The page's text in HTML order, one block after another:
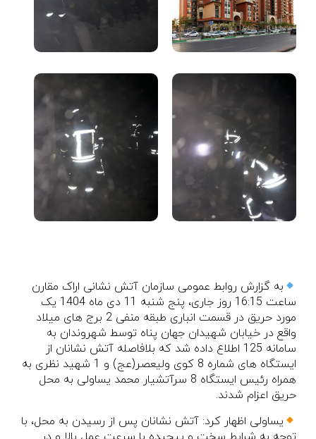
به گزارش روابط عمومی سازمان آتش نشانی اراک مقارن
ساعت 16:15 روز جاری، پنج شنبه 11 دی ماه 1404 یک
مورد حریق در قسمت انباری طبقه منفی 2 برج های میلاد
واقع در خیابان شهیدان جهان پناه توسط شهروندان به
سامانه 125 اطلاع داده شد که بلافاصله آتش نشانان از
ایستگاه های شماره 8 کوی ولیعصر(عج) و 1 شهید نظری به
همراه رئیس ایستگاه 8 سرآتشیار محمد یساولی به محل
حریق اعزام شدند.
یساولی اظهار کرد: آتش نشانان پس از رسیدن به محل، با